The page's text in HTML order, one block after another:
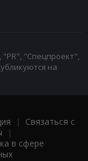
"Спецпроект",
на
| Связаться с
|
в сфере